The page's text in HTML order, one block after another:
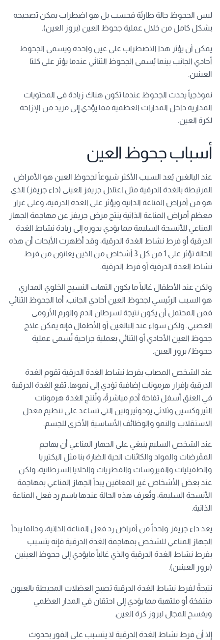
ليس الجحوظ حالة طارئة فحسب بل هو اضطراب يمكن تصحيحه
بشكل كامل من خلال عملية جحوظ العين (بروز العين).
يمكن أن يؤثر هذا الاضطراب على عين واحدة ويسمى الجحوظ
أحادي الجانب بينما يُسمى الجحوظ الثنائي عندما يؤثر على كلتا
العينين.
نموذجياً يحدث الجحوظ عندما تكون هناك زيادة في المحتويات
المدارية داخل المدارات العظمية مما يؤدي إلى مزيد من الإزاحة
لكرة العين.
أسباب جحوظ العين
عند البالغين يُعد السبب الأكثر شيوعاً لجحوظ العين هو الأمراض
المرتبطة بالغدة الدرقية مثل اعتلال جريفز العيني (داء جريفز) الذي
هو من أمراض المناعة الذاتية ويؤثر على الغدة الدرقية، وعلى غرار
معظم أمراض المناعة الذاتية ينتج مرض جريفز عن مهاجمة الجهاز
المناعي للأنسجة السليمة مما يؤدي بدوره إلى زيادة نشاط الغدة
الدرقية أو فرط نشاط الغدة الدرقية، وقد أظهرت الأبحاث أن هذه
الحالة تؤثر على 1 من كل 3 أشخاص من الذين يعانون من فرط
نشاط الغدة الدرقية أو فرط الدرقية.
ولكن عند الأطفال غالباً ما يكون التهاب النسيج الخلوي المداري
هو السبب الرئيسي لجحوظ العين أحادي الجانب، أما الجحوظ الثنائي
فمن المحتمل أن يكون نتيجة لسرطان الدم والورم الأرومي
العصبي. ولكن سواء عند البالغين أو الأطفال فإنه يمكن علاج
جحوظ العين الأحادي أو الثنائي بعملية جراحية تُسمى عملية
جحوظ/ بروز العين.
عند الشخص المصاب بفرط نشاط الغدة الدرقية تقوم الغدة
الدرقية بإفراز هرمونات إضافية تؤدي إلى نموها. تقع الغدة الدرقية
في العنق أسفل تفاحة آدم مباشرةً، وتُنتج الغدة هرمونات
الثيروكسين وثلاثي يودوثيرونين التي تساعد على تنظيم معدل
الاستقلاب والنمو والوظائف الأساسية الأخرى للجسم.
عند الشخص السليم ينبغي على الجهاز المناعي أن يهاجم
الممْرضات والمواد والكائنات الحية الضارة بنا مثل البكتيريا
والطفيليات والفيروسات والفطريات والخلايا السرطانية، ولكن
عند بعض الأشخاص غير المعافين يبدأ الجهاز المناعي بمهاجمة
الأنسجة السليمة، وتُعرف هذه الحالة عندها باسم رد فعل المناعة
الذاتية.
يعد داء جريفز واحداً من أمراض رد فعل المناعة الذاتية، وحالما يبدأ
الجهاز المناعي للشخص بمهاجمة الغدة الدرقية فإنه يتسبب
بفرط نشاط الغدة الدرقية والذي غالباً مايؤدي إلى جحوظ العينين
(بروز العينين).
نتيجةً لفرط نشاط الغدة الدرقية تصبح العضلات المحيطة بالعيون
منتفخة أو ملتهبة مما يؤدي إلى احتقان في المدار العظمي
ويفسح المجال لبروز كرة العين.
إلا أن فرط نشاط الغدة الدرقية لا يتسبب على الفور بحدوث